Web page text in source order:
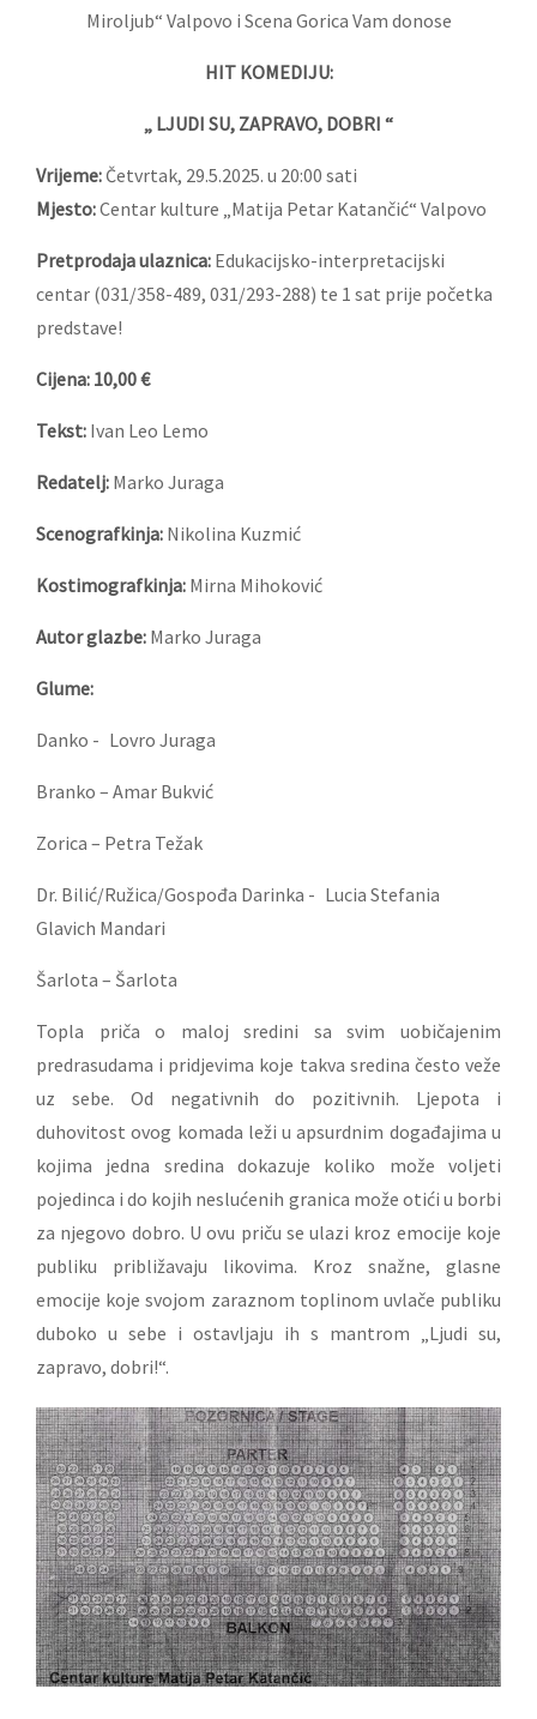
Miroljub“ Valpovo i Scena Gorica Vam donose
HIT KOMEDIJU:
„ LJUDI SU, ZAPRAVO, DOBRI “
Vrijeme: Četvrtak, 29.5.2025. u 20:00 sati
Mjesto:Centar kulture „Matija Petar Katančić“ Valpovo
Pretprodaja ulaznica: Edukacijsko-interpretacijski
centar (031/358-489, 031/293-288) te 1 sat prije početka
predstave!
Cijena: 10,00 €
Tekst: Ivan Leo Lemo
Redatelj: Marko Juraga
Scenografkinja: Nikolina Kuzmić
Kostimografkinja: Mirna Mihoković
Autor glazbe: Marko Juraga
Glume:
Danko - Lovro Juraga
Branko – Amar Bukvić
Zorica – Petra Težak
Dr. Bilić/Ružica/Gospođa Darinka - Lucia Stefania
Glavich Mandari
Šarlota – Šarlota
Topla priča o maloj sredini sa svim uobičajenim
predrasudama i pridjevima koje takva sredina često veže
uz sebe. Od negativnih do pozitivnih. Ljepota i
duhovitost ovog komada leži u apsurdnim događajima u
kojima jedna sredina dokazuje koliko može voljeti
pojedinca i do kojih neslućenih granica može otići u borbi
za njegovo dobro. U ovu priču se ulazi kroz emocije koje
publiku približavaju likovima. Kroz snažne, glasne
emocije koje svojom zaraznom toplinom uvlače publiku
duboko u sebe i ostavljaju ih s mantrom „Ljudi su,
zapravo, dobri!“.